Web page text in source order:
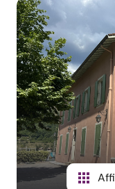
bien
avis
clients
contact